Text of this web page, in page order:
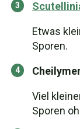
Etwas
Sporen.
Viel
Sporen